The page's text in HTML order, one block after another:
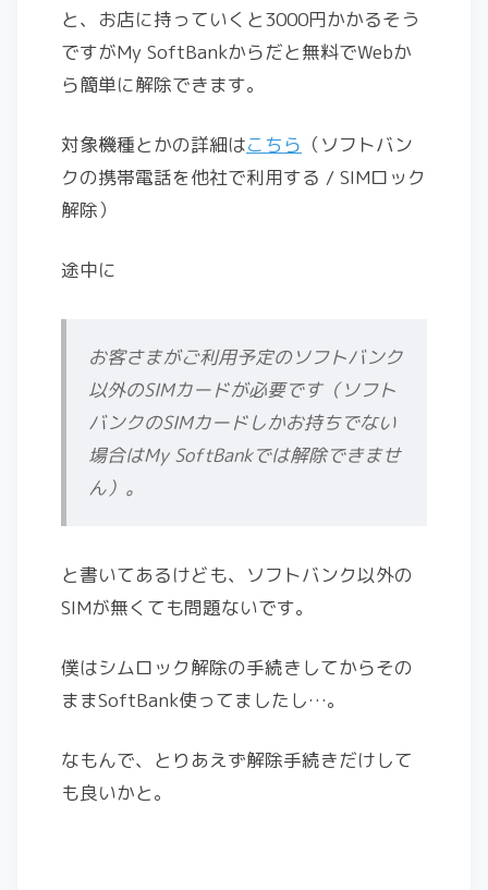
と、お店に持っていくと3000円かかるそう
ですがMy SoftBankからだと無料でWebか
ら簡単に解除できます。
対象機種とかの詳細はこちら （ソフトバン
クの携帯電話を他社で利用する / SIMロック
解除）
途中に
お客さまがご利用予定のソフトバンク
以外のSIMカードが必要です（ソフト
バンクのSIMカードしかお持ちでない
場合はMy SoftBankでは解除できませ
ん）。
と書いてあるけども、ソフトバンク以外の
SIMが無くても問題ないです。
僕はシムロック解除の手続きしてからその
ままSoftBank使ってましたし…。
なもんで、とりあえず解除手続きだけして
も良いかと。